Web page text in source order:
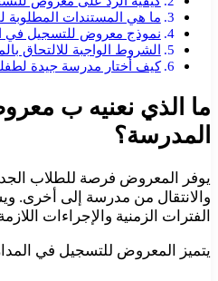
ما هي المستندات
نموذج معروض للتسجيل في
الشروط الواجبة للالتحاق
كيف أختار مدرسة جيدة
ما الذي نعنيه ب
المدرسة؟
يوفر المعروض فرصة للطلاب
والانتقال من مدرسة إلى أخرى.
الفترات الزمنية والإجراءات
يتميز المعروض للتسجيل في